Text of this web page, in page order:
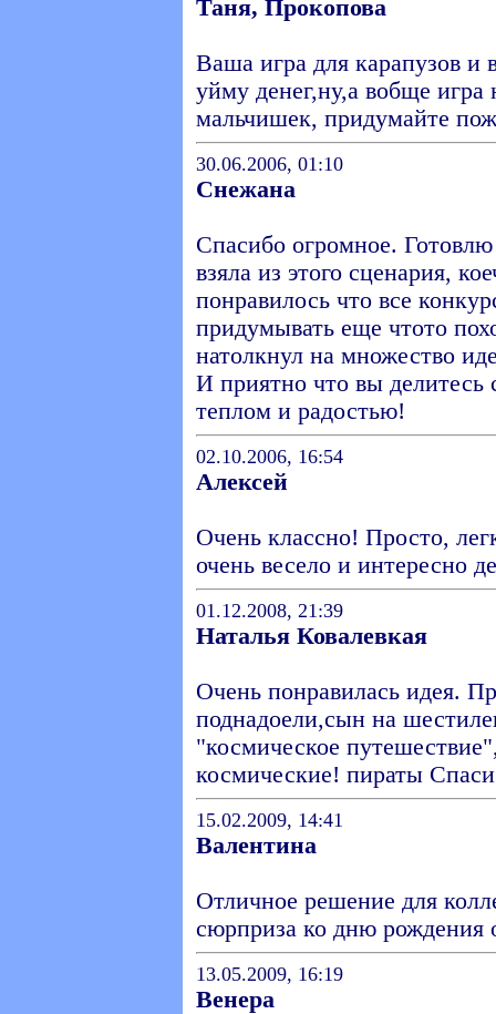
Таня, Прокопова
Ваша игра для карапузов и
уйму денег,ну,а вобще игра
мальчишек, придумайте
30.06.2006, 01:10
Снежана
Спасибо огромное.
взяла из этого сценария,
понравилось что все
придумывать еще чтото
натолкнул на множество
И приятно что вы
теплом и радостью!
02.10.2006, 16:54
Алексей
Очень классно! Просто,
очень весело и интересно
01.12.2008, 21:39
Наталья Ковалевкая
Очень понравилась идея.
поднадоели,сын на
"космическое
космические! пираты
15.02.2009, 14:41
Валентина
Отличное решение для
сюрприза ко дню рождения
13.05.2009, 16:19
Венера